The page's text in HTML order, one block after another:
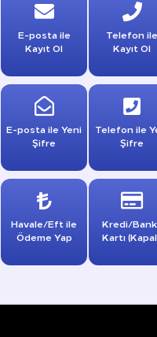
E-posta ile
Kayıt Ol
Telefon ile
Kayıt Ol
E-posta ile Yeni
Şifre
Telefon ile
Şifre
Havale/Eft ile
Ödeme Yap
Kredi/
Kartı